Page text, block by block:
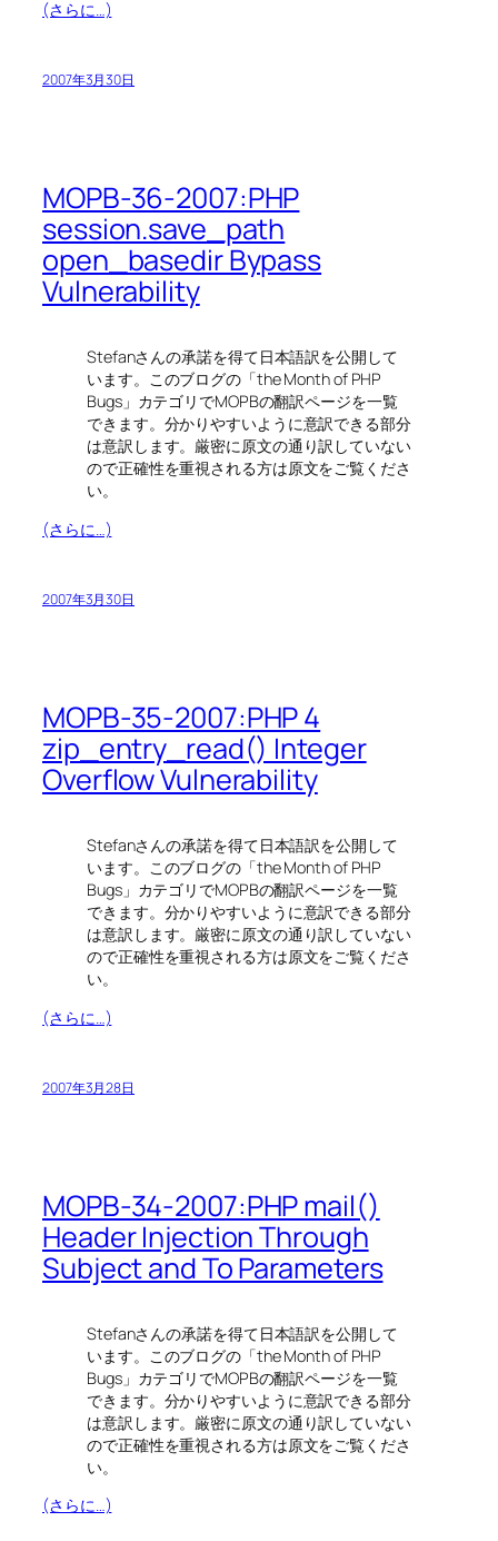
(さらに…)
2007年3月30日
MOPB-36-2007:PHP
session.save_path
open_basedir Bypass
Vulnerability
Stefanさんの承諾を得て日本語訳を公開して
います。このブログの「the Month of PHP
Bugs」カテゴリでMOPBの翻訳ページを一覧
できます。分かりやすいように意訳できる部分
は意訳します。厳密に原文の通り訳していない
ので正確性を重視される方は原文をご覧くださ
い。
(さらに…)
2007年3月30日
MOPB-35-2007:PHP 4
zip_entry_read() Integer
Overflow Vulnerability
Stefanさんの承諾を得て日本語訳を公開して
います。このブログの「the Month of PHP
Bugs」カテゴリでMOPBの翻訳ページを一覧
できます。分かりやすいように意訳できる部分
は意訳します。厳密に原文の通り訳していない
ので正確性を重視される方は原文をご覧くださ
い。
(さらに…)
2007年3月28日
MOPB-34-2007:PHP mail()
Header Injection Through
Subject and To Parameters
Stefanさんの承諾を得て日本語訳を公開して
います。このブログの「the Month of PHP
Bugs」カテゴリでMOPBの翻訳ページを一覧
できます。分かりやすいように意訳できる部分
は意訳します。厳密に原文の通り訳していない
ので正確性を重視される方は原文をご覧くださ
い。
(さらに…)